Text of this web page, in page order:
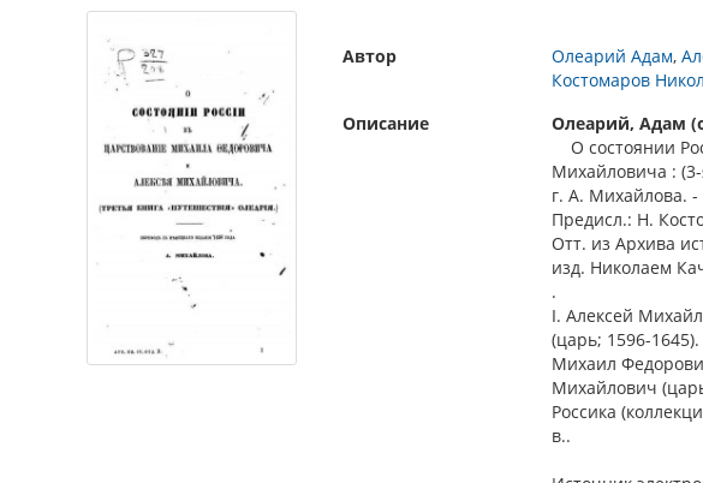
Автор Олеарий Адам
Костомаров
Описание
Олеарий, Адам
О состоянии
Михайловича :
г. А. Михайлова. -
Предисл.: Н.
Отт. из Архива
изд. Николаем
.
I. Алексей
(царь; 1596-
Михаил
Михайлович
Россика
в..